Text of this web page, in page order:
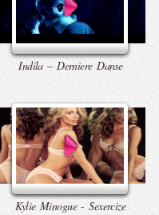
Indila – Derniere Danse
Kylie Minogue - Sexercize